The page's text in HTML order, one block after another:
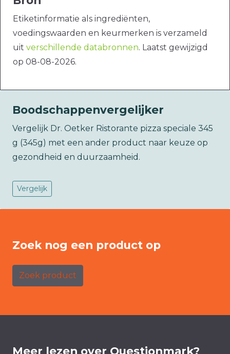
Etiketinformatie als ingrediënten,
voedingswaarden en keurmerken is verzameld
uit verschillende databronnen. Laatst gewijzigd
op 08-08-2026.
Boodschappenvergelijker
Vergelijk Dr. Oetker Ristorante pizza speciale 345
g (345g) met een ander product naar keuze op
gezondheid en duurzaamheid.
Vergelijk
Zoek nog een product op
Zoek product
Meer lezen over Questionmark?